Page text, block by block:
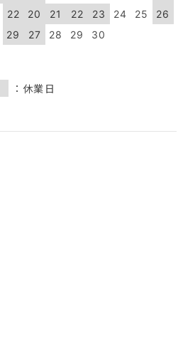
22
29
20
21 22 23 24 25
26
27
28 29 30
：休業日